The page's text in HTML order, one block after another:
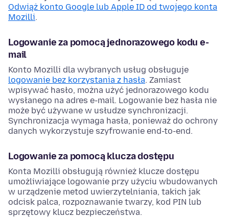
Odwiąż konto Google lub Apple ID od twojego konta
Mozilli.
Logowanie za pomocą jednorazowego kodu e-
mail
Konto Mozilli dla wybranych usług obsługuje
logowanie bez korzystania z hasła. Zamiast
wpisywać hasło, można użyć jednorazowego kodu
wysłanego na adres e-mail. Logowanie bez hasła nie
może być używane w usłudze synchronizacji.
Synchronizacja wymaga hasła, ponieważ do ochrony
danych wykorzystuje szyfrowanie end-to-end.
Logowanie za pomocą klucza dostępu
Konta Mozilli obsługują również klucze dostępu
umożliwiające logowanie przy użyciu wbudowanych
w urządzenie metod uwierzytelniania, takich jak
odcisk palca, rozpoznawanie twarzy, kod PIN lub
sprzętowy klucz bezpieczeństwa.